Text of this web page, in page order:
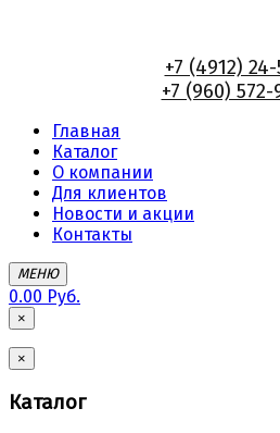
+7 (4912) 24-
+7 (960)
Главная
Каталог
О компании
Для клиентов
Новости и акции
Контакты
МЕНЮ
0.00 Руб.
×
×
Каталог